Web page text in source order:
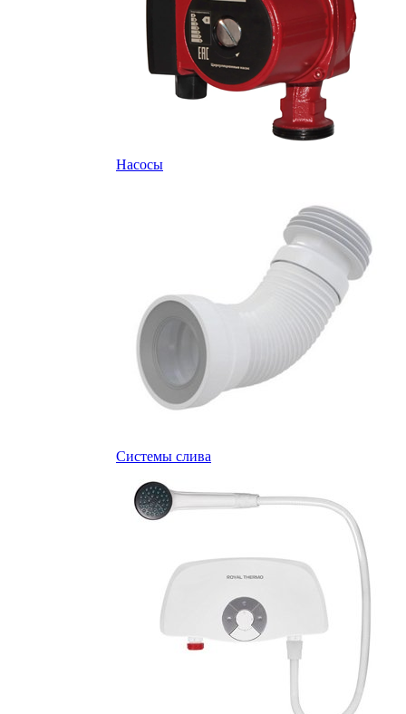
Насосы
Системы слива